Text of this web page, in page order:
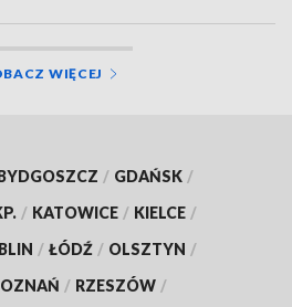
WIĘCEJ
/ GDAŃSK /
/ KATOWICE / KIELCE /
/ ŁÓDŹ / OLSZTYN /
/ RZESZÓW /